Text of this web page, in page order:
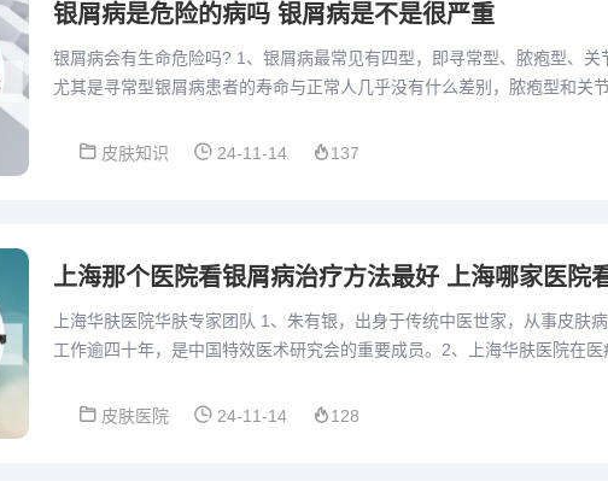
银屑病是危险的病吗 银屑病是不是很严重
银屑病会有生命危险吗? 1、银屑病最常见有四型，即寻常型、脓疱型、关
尤其是寻常型银屑病患者的寿命与正常人几乎没有什么差别，脓疱型和关
皮肤知识
24-11-14 137
上海那个医院看银屑病治疗方法最好 上海哪家医院
上海华肤医院华肤专家团队 1、朱有银，出身于传统中医世家，从事皮肤
工作逾四十年，是中国特效医术研究会的重要成员。2、上海华肤医院在医
皮肤医院
24-11-14 128